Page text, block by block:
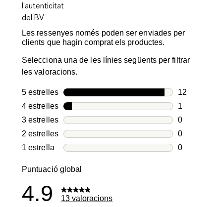
Les ressenyes només poden ser enviades per
clients que hagin comprat els productes.
Selecciona una de les línies següents per filtrar
les valoracions.
5 estrellesestrelles
12
12
4 estrellesestrelles
1
1 valoració
3 estrellesestrelles
0
0
2 estrellesestrelles
0
0
1 estrellaestrelles
0
Puntuació global
4.9 13 valoracions